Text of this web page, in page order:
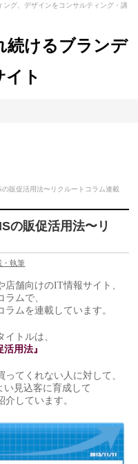
グ、デザインをコンサルティング・講
続けるブランデ
イト
販促活用法〜リクルートコラム連載
の販促活用法〜リ
・執筆
舗向けのIT情報サイト、
ムで、
ムを連載しています。
トルは、
用法』
てくれない人に対して、
い見込客に育成して
しています。